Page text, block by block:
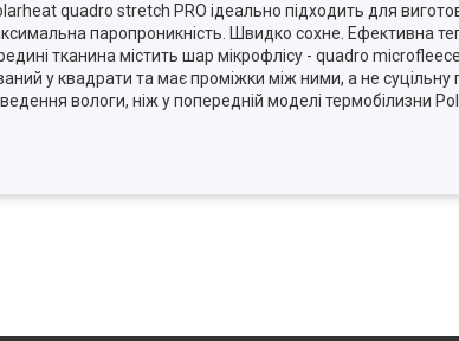
quadro stretch PRO ідеально підходить для
паропроникність. Швидко сохне. Ефективна
тканина містить шар мікрофлісу - quadro
у квадрати та має проміжки між ними, а не
вологи, ніж у попередній моделі термобілизни